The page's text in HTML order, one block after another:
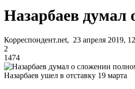
Назарбаев думал
Корреспондент.net, 23 апреля 2019,
2
1474
Назарбаев ушел в отставку 19 марта